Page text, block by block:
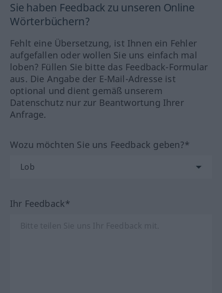
Sie haben Feedback zu unseren Online
Wörterbüchern?
Fehlt eine Übersetzung, ist Ihnen ein Fehler
aufgefallen oder wollen Sie uns einfach mal
loben? Füllen Sie bitte das Feedback-Formular
aus. Die Angabe der E-Mail-Adresse ist
optional und dient gemäß unserem
Datenschutz nur zur Beantwortung Ihrer
Anfrage.
Wozu möchten Sie uns Feedback geben?*
Ihr Feedback*